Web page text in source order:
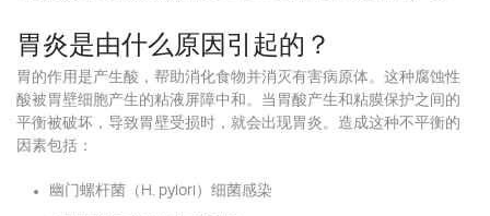
胃炎是由什么原因引起的？
胃的作用是产生酸，帮助消化食物并消灭有害病原体。 这种腐蚀性
酸被胃壁细胞产生的粘液屏障中和。 当胃酸产生和粘膜保护之间的
平衡被破坏，导致胃壁受损时，就会出现胃炎。 造成这种不平衡的
因素包括：
幽门螺杆菌（H. pylori）细菌感染